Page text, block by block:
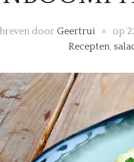
door Geertrui op
Recepten,